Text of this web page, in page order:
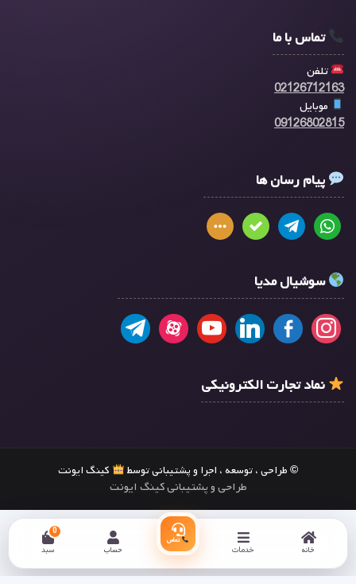
خانه خدمات
تماس
حساب سبد
0
تماس با ما
تلفن
02126712163
موبایل
09126802815
پیام رسان ها
سوشیال مدیا
نماد تجارت الکترونیکی
© طراحی ، توسعه ، اجرا و پشتیبانی توسط کینگ ایونت
طراحی و پشتیبانی کینگ ایونت